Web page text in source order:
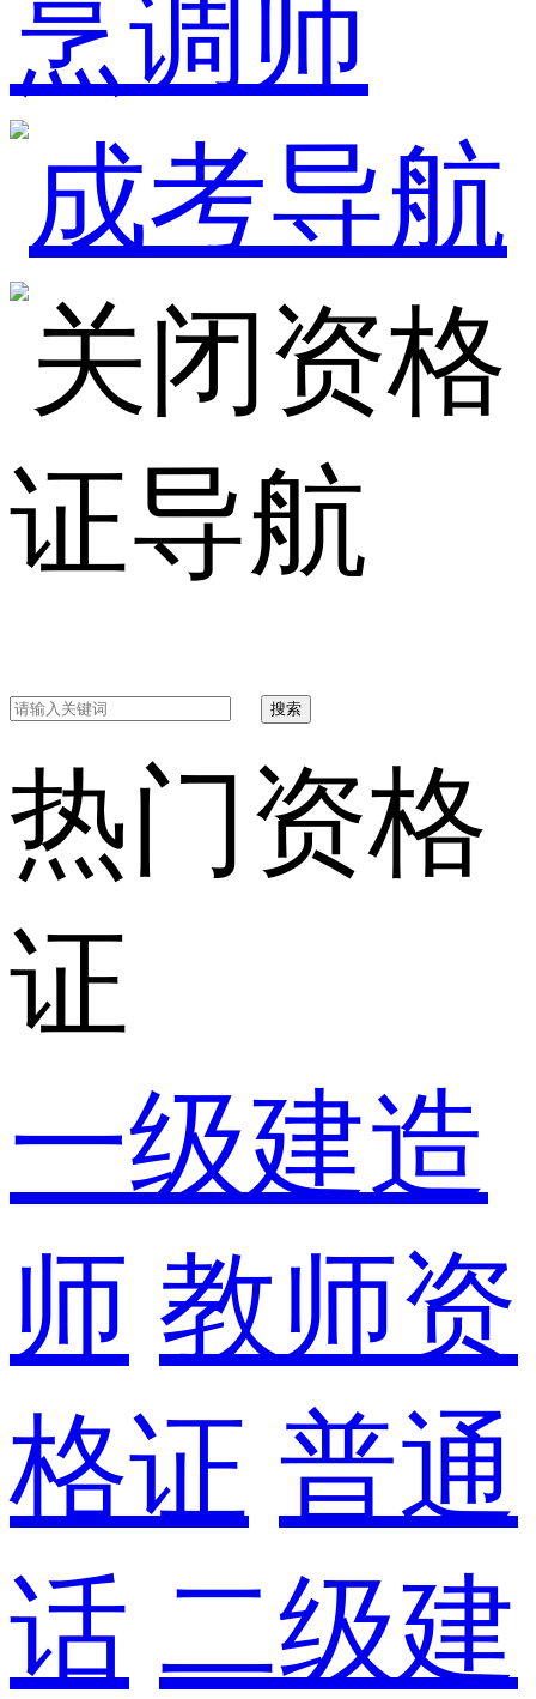
烹调师
资格
证导航
搜索
热门资格
证
一级建造
师 教师资
格证 普通
话 二级建